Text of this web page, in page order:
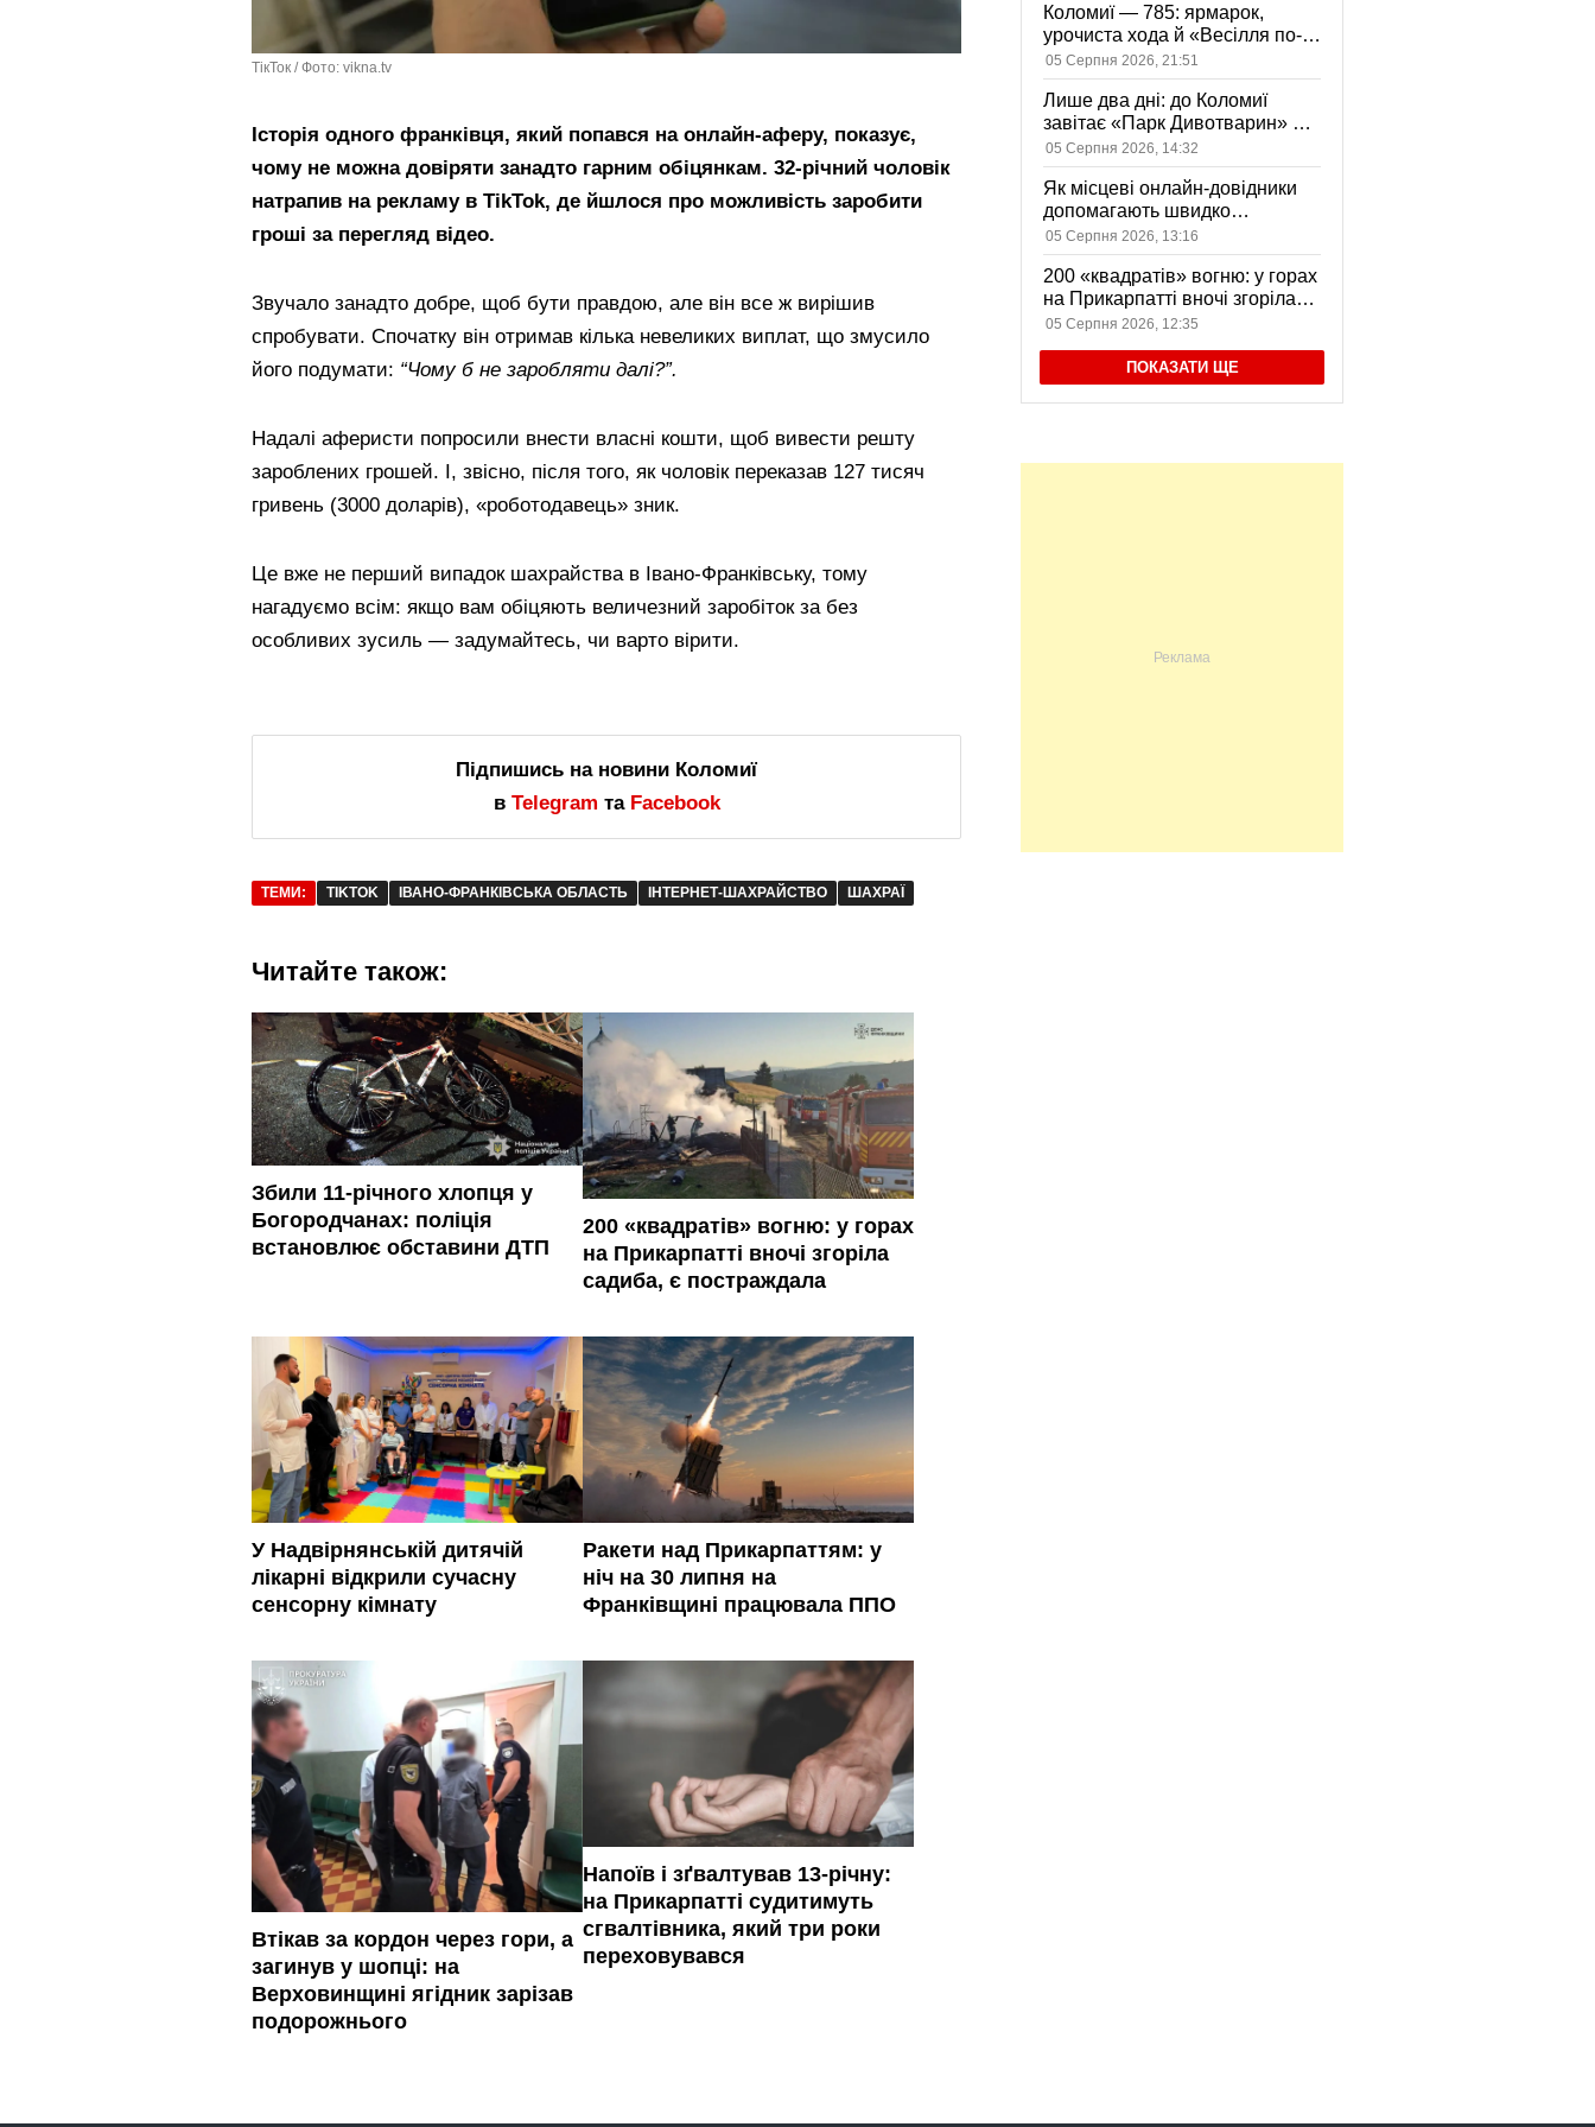
ТікТок / Фото: vikna.tv
Історія одного франківця, який попався на онлайн-аферу, показує,
чому не можна довіряти занадто гарним обіцянкам. 32-річний чоловік
натрапив на рекламу в TikTok, де йшлося про можливість заробити
гроші за перегляд відео.
Звучало занадто добре, щоб бути правдою, але він все ж вирішив
спробувати. Спочатку він отримав кілька невеликих виплат, що змусило
його подумати: “Чому б не заробляти далі?”.
Надалі аферисти попросили внести власні кошти, щоб вивести решту
зароблених грошей. І, звісно, після того, як чоловік переказав 127 тисяч
гривень (3000 доларів), «роботодавець» зник.
Це вже не перший випадок шахрайства в Івано-Франківську, тому
нагадуємо всім: якщо вам обіцяють величезний заробіток за без
особливих зусиль — задумайтесь, чи варто вірити.
Підпишись на новини Коломиї
в Telegram та Facebook
ТЕМИ: TIKTOK ІВАНО-ФРАНКІВСЬКА ОБЛАСТЬ ІНТЕРНЕТ-ШАХРАЙСТВО ШАХРАЇ
Читайте також:
Збили 11-річного хлопця у
Богородчанах: поліція
встановлює обставини ДТП
200 «квадратів» вогню: у горах
на Прикарпатті вночі згоріла
садиба, є постраждала
У Надвірнянській дитячій
лікарні відкрили сучасну
сенсорну кімнату
Ракети над Прикарпаттям: у
ніч на 30 липня на
Франківщині працювала ППО
Втікав за кордон через гори, а
загинув у шопці: на
Верховинщині ягідник зарізав
подорожнього
Напоїв і зґвалтував 13-річну:
на Прикарпатті судитимуть
сгвалтівника, який три роки
переховувався
Коломиї — 785: ярмарок,
урочиста хода й «Весілля по-
Коломийськи» — чим
дивуватиме День міста
05 Серпня 2026, 21:51
Лише два дні: до Коломиї
завітає «Парк Дивотварин» — і
вхід безкоштовний
05 Серпня 2026, 14:32
Як місцеві онлайн-довідники
допомагають швидко
знаходити послуги у своєму
місті
05 Серпня 2026, 13:16
200 «квадратів» вогню: у горах
на Прикарпатті вночі згоріла
садиба, є постраждала
05 Серпня 2026, 12:35
ПОКАЗАТИ ЩЕ